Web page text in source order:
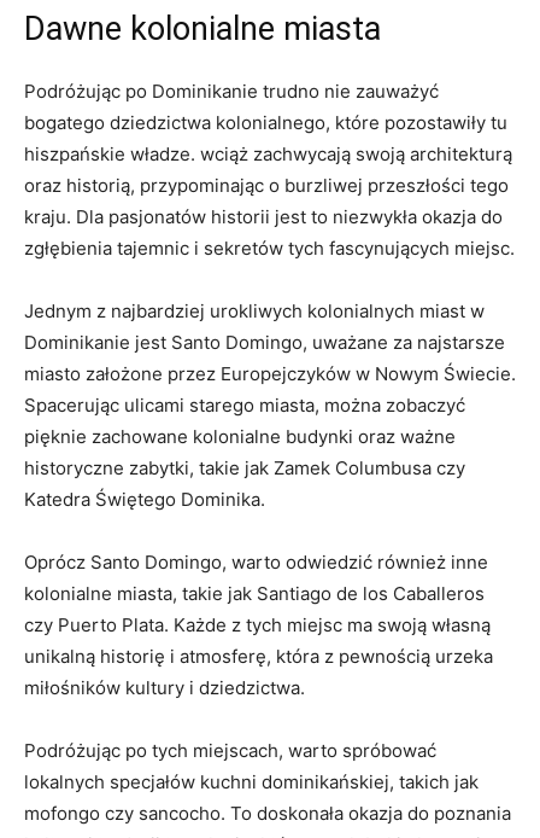
Dawne kolonialne miasta
Podróżując po Dominikanie trudno ⁣nie⁤ zauważyć
bogatego dziedzictwa⁤ kolonialnego, które ​pozostawiły tu
hiszpańskie ‌władze. wciąż‍ zachwycają swoją architekturą
oraz ⁤historią, ⁤przypominając o burzliwej przeszłości tego
kraju.‌ Dla ⁤pasjonatów historii jest‌ to⁤ niezwykła okazja do
⁣zgłębienia tajemnic i ⁤sekretów ⁣tych fascynujących ‌miejsc.
Jednym z ​najbardziej urokliwych kolonialnych​ miast w
Dominikanie ⁣jest Santo ⁤Domingo, uważane za najstarsze
miasto ​założone przez Europejczyków ​w Nowym Świecie.
Spacerując ulicami starego miasta, można ‍zobaczyć
⁤pięknie zachowane kolonialne budynki oraz ważne
historyczne zabytki, takie jak Zamek Columbusa czy
Katedra ​Świętego ‍Dominika.
Oprócz‍ Santo Domingo, warto odwiedzić również inne
kolonialne miasta, takie jak Santiago de los‌ Caballeros
czy ⁣Puerto ‍Plata. Każde z tych ⁣miejsc ma swoją własną
unikalną historię i atmosferę, która z ⁢pewnością​ urzeka
miłośników‍ kultury i dziedzictwa.
Podróżując‍ po tych miejscach, warto spróbować
⁤lokalnych⁢ specjałów kuchni dominikańskiej, ⁢takich jak
mofongo czy⁢ sancocho. To doskonała okazja do ⁢poznania